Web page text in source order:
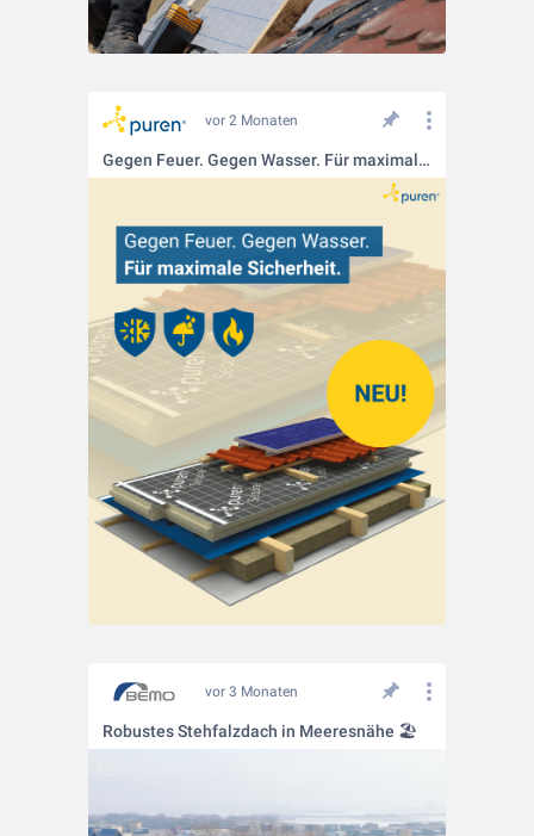
vor 2 Monaten
Gegen Feuer. Gegen Wasser. Für maximale Sicherheit💪
vor 3 Monaten
Robustes Stehfalzdach in Meeresnähe 🏖️